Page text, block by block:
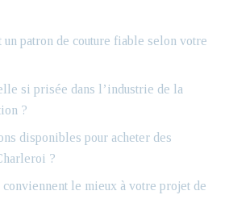
patron de couture fiable selon votre
si prisée dans l’industrie de la
?
disponibles pour acheter des
?
conviennent le mieux à votre projet de